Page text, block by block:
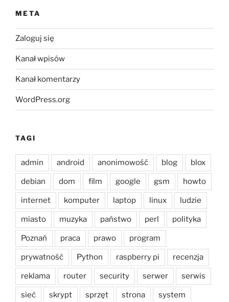
META
Zaloguj się
Kanał wpisów
Kanał komentarzy
WordPress.org
TAGI
admin android anonimowość blog blox
debian dom film google gsm howto
internet komputer laptop linux ludzie
miasto muzyka państwo perl polityka
Poznań praca prawo program
prywatność Python raspberry pi recenzja
reklama router security serwer serwis
sieć skrypt sprzęt strona system